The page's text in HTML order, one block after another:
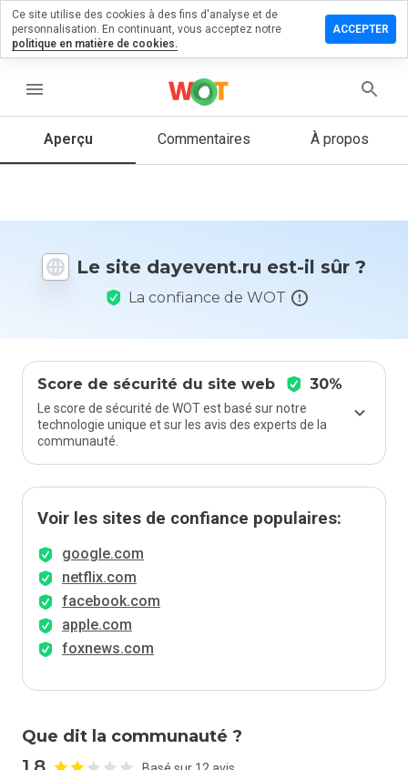
menu
Aperçu Commentaires À propos
Le site dayevent.ru est-il sûr ?
La confiance de WOT
Score de sécurité du site web 30%
Le score de sécurité de WOT est basé sur notre
technologie unique et sur les avis des experts de la
communauté.
Voir les sites de confiance populaires:
google.com
netflix.com
facebook.com
apple.com
foxnews.com
Que dit la communauté ?
un
1 et 5
vous à ce
site ?
Ce site utilise des cookies à des fins d'analyse et de
personnalisation. En continuant, vous acceptez notre
politique en matière de cookies.
ACCEPTER